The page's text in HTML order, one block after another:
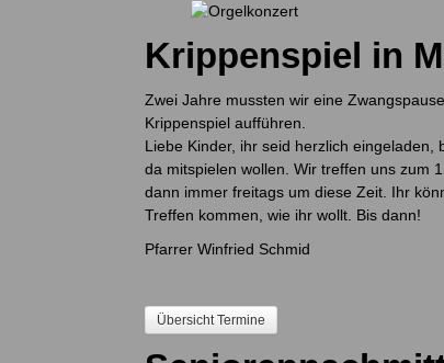
Krippenspiel in
Zwei Jahre mussten wir eine
Krippenspiel aufführen.
Liebe Kinder, ihr seid herzlich
da mitspielen wollen. Wir treffen uns zum
dann immer freitags um diese Zeit. Ihr
Treffen kommen, wie ihr wollt. Bis dann!
Pfarrer Winfried Schmid
Übersicht Termine